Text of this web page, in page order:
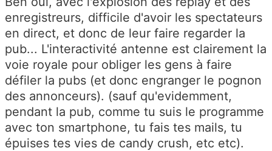
enregistreurs, difficile d'avoir les spectateurs
en direct, et donc de leur faire regarder la
pub... L'interactivité antenne est clairement la
voie royale pour obliger les gens à faire
défiler la pubs (et donc engranger le pognon
des annonceurs). (sauf qu'evidemment,
pendant la pub, comme tu suis le programme
avec ton smartphone, tu fais tes mails, tu
épuises tes vies de candy crush, etc etc).